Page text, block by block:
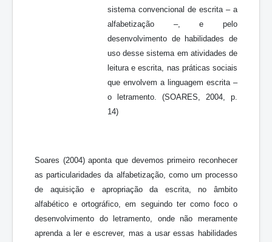
sistema convencional de escrita – a
alfabetização –, e pelo
desenvolvimento de habilidades de
uso desse sistema em atividades de
leitura e escrita, nas práticas sociais
que envolvem a linguagem escrita –
o letramento. (SOARES, 2004, p.
14)
Soares (2004) aponta que devemos primeiro reconhecer
as particularidades da alfabetização, como um processo
de aquisição e apropriação da escrita, no âmbito
alfabético e ortográfico, em seguindo ter como foco o
desenvolvimento do letramento, onde não meramente
aprenda a ler e escrever, mas a usar essas habilidades